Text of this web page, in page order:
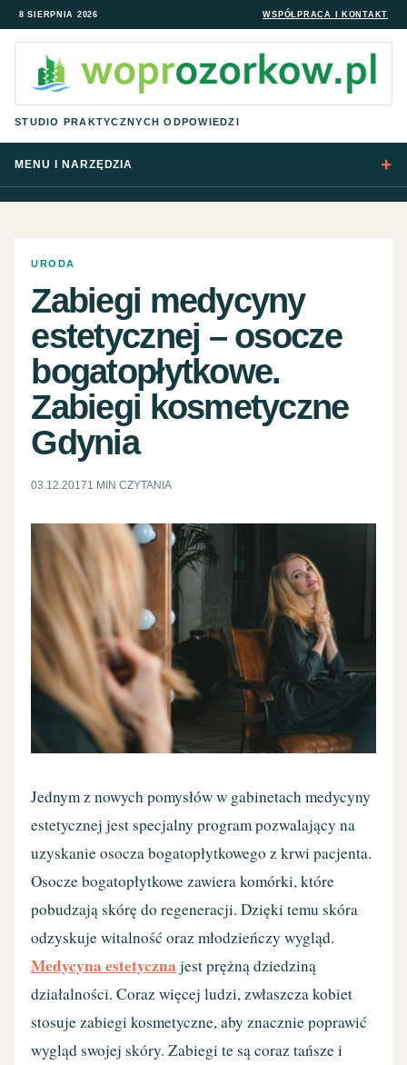
8 SIERPNIA 2026 WSPÓŁPRACA I KONTAKT
STUDIO PRAKTYCZNYCH ODPOWIEDZI
MENU I NARZĘDZIA
URODA
Zabiegi medycyny
estetycznej – osocze
bogatopłytkowe.
Zabiegi kosmetyczne
Gdynia
03.12.20171 MIN CZYTANIA
Jednym z nowych pomysłów w gabinetach medycyny
estetycznej jest specjalny program pozwalający na
uzyskanie osocza bogatopłytkowego z krwi pacjenta.
Osocze bogatopłytkowe zawiera komórki, które
pobudzają skórę do regeneracji. Dzięki temu skóra
odzyskuje witalność oraz młodzieńczy wygląd.
Medycyna estetyczna jest prężną dziedziną
działalności. Coraz więcej ludzi, zwłaszcza kobiet
stosuje zabiegi kosmetyczne, aby znacznie poprawić
wygląd swojej skóry. Zabiegi te są coraz tańsze i